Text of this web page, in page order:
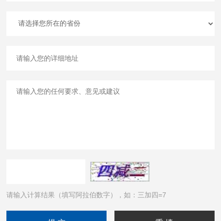
请输入计算结果（填写阿拉伯数字），如：三加四=7